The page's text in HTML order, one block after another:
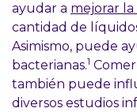
ayudar a mejorar
cantidad de
Asimismo, puede
bacterianas.1
también puede
diversos estudios